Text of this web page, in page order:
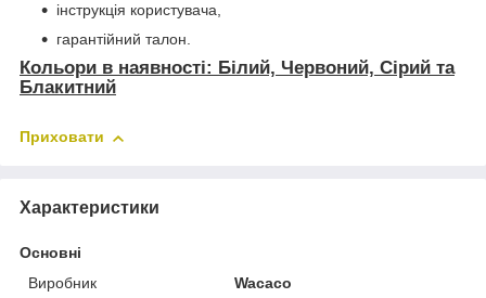
інструкція користувача,
гарантійний талон.
Кольори в наявності: Білий, Червоний, Сірий та
Блакитний
Приховати
Характеристики
Основні
Виробник
Wacaco